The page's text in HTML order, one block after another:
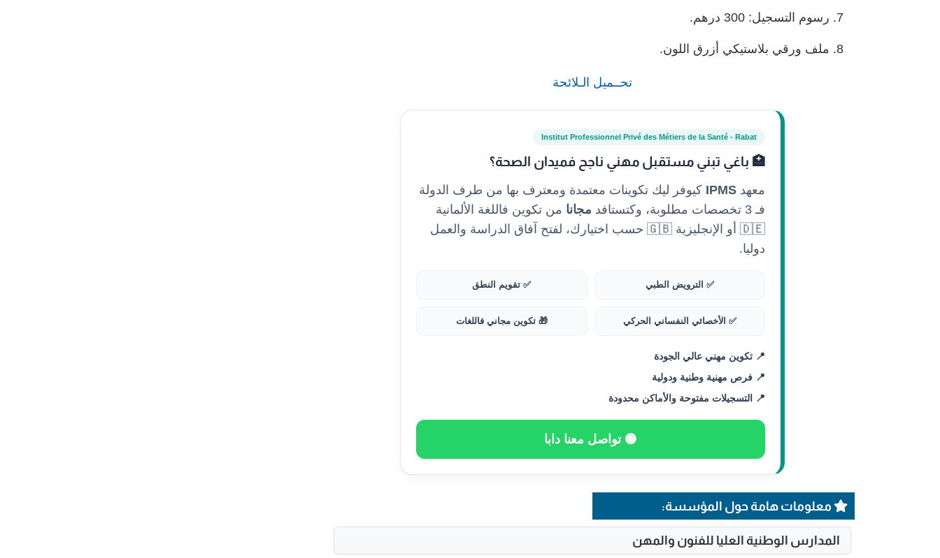
رسوم التسجيل: 300 درهم.
ملف ورقي بلاستيكي أزرق اللون.
تحــميل الـلائحة
Institut Professionnel Privé des Métiers de la Santé - Rabat
🏥 باغي تبني مستقبل مهني ناجح فميدان الصحة؟
معهد IPMS كيوفر ليك تكوينات معتمدة ومعترف بها من طرف الدولة
فـ 3 تخصصات مطلوبة، وكتستافد
مجانا من تكوين فاللغة الألمانية
🇩🇪 أو الإنجليزية 🇬🇧 حسب اختيارك، لفتح آفاق الدراسة والعمل
دوليا.
✅ الترويض الطبي ✅ تقويم النطق
✅ الأخصائي النفساني الحركي 🎁 تكوين مجاني فاللغات
📍 تكوين مهني عالي الجودة
📍 فرص مهنية وطنية ودولية
📍 التسجيلات مفتوحة والأماكن محدودة
🟢 تواصل معنا دابا
معلومات هامة حول المؤسسة:
المدارس الوطنية العليا للفنون والمهن